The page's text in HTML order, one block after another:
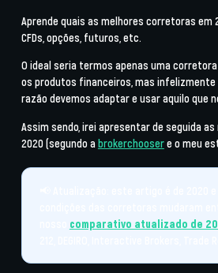
Aprende quais as melhores corretoras em
CFDs, opções, futuros, etc.
O ideal seria termos apenas uma
os produtos financeiros, mas infelizmente
razão devemos adaptar e usar aquilo que
Assim sendo, irei apresentar de seguida
2020 (segundo a brokerchoosere o meu
comparativo atualizado de